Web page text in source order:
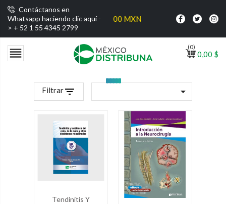
Contáctanos en
Whatsapp haciendo clic aquí -
> + 52 1 55 4345 2799
por compras superiores a $1000 MXN
 0,00 $
(0)
Filtrarfilter_list 
Tendinitis Y